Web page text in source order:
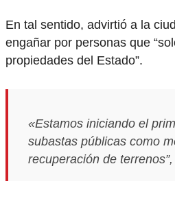
En tal sentido, advirtió a la
engañar por personas que
propiedades del Estado”.
«Estamos iniciando el
subastas públicas como
recuperación de